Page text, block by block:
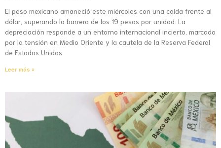
El peso mexicano amaneció este miércoles con una caída frente al
dólar, superando la barrera de los 19 pesos por unidad. La
depreciación responde a un entorno internacional incierto, marcado
por la tensión en Medio Oriente y la cautela de la Reserva Federal
de Estados Unidos.
Leer más »